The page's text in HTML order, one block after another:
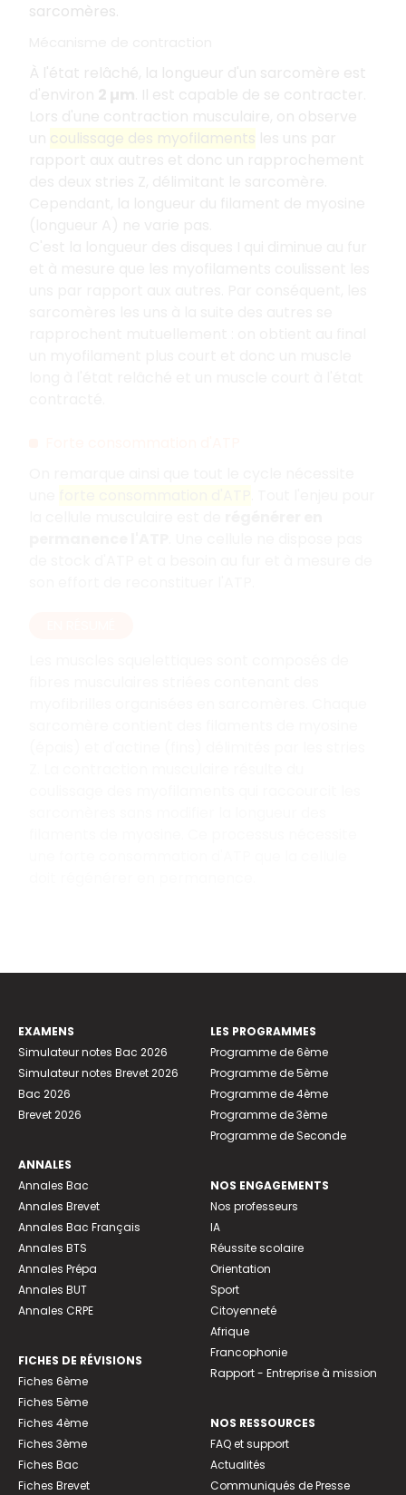
sarcomères.
coulissage des myofilaments
EXAMENS
Simulateur notes Bac 2026
Simulateur notes Brevet 2026
Bac 2026
Brevet 2026
ANNALES
Annales Bac
Annales Brevet
Annales Bac Français
Annales BTS
Annales Prépa
Annales BUT
Annales CRPE
FICHES DE RÉVISIONS
Fiches 6ème
Fiches 5ème
Fiches 4ème
Fiches 3ème
Fiches Bac
Fiches Brevet
LES PROGRAMMES
Programme de 6ème
Programme de 5ème
Programme de 4ème
Programme de 3ème
Programme de Seconde
NOS ENGAGEMENTS
Nos professeurs
IA
Réussite scolaire
Orientation
Sport
Citoyenneté
Afrique
Francophonie
Rapport - Entreprise à mission
NOS RESSOURCES
FAQ et support
Actualités
Communiqués de Presse